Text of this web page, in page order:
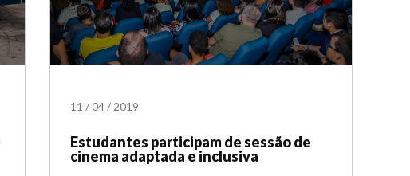
11 /04/2019
Estudantes participam de sessão de
cinema adaptada e inclusiva